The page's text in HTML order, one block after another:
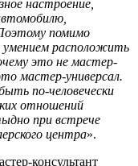
настроение,
помимо
умением расположить
это не мастер-
мастер-универсал.
по-человечески
отношений
при встрече
центра».
консультант